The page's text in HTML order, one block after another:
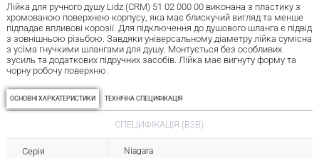
Лійка для ручного душу Lidz (CRM) 51 02 000 00 виконана з пластику з
хромованою поверхнею корпусу, яка має блискучий вигляд та менше
підпадає впливові корозії. Для підключення до душового шланга є підвід
з зовнішньою різьбою. Завдяки універсальному діаметру лійка сумісна
з усіма гнучкими шлангами для душу. Монтується без особливих
зусиль та додаткових підручних засобів. Лійка має вигнуту форму та
чорну робочу поверхню.
ОСНОВНІ ХАРКАТЕРИСТИКИ ТЕХНІЧНА СПЕЦИФІКАЦІЯ
СПЕЦИФІКАЦІЯ (B2B)
Серія Niagara